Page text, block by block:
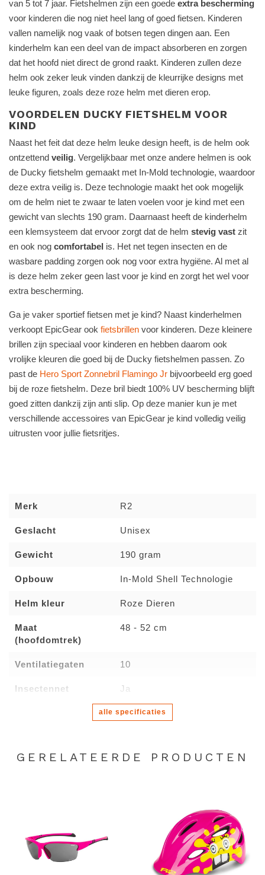
van 5 tot 7 jaar. Fietshelmen zijn een goede extra bescherming
voor kinderen die nog niet heel lang of goed fietsen. Kinderen
vallen namelijk nog vaak of botsen tegen dingen aan. Een
kinderhelm kan een deel van de impact absorberen en zorgen
dat het hoofd niet direct de grond raakt. Kinderen zullen deze
helm ook zeker leuk vinden dankzij de kleurrijke designs met
leuke figuren, zoals deze roze helm met dieren erop.
VOORDELEN DUCKY FIETSHELM VOOR
KIND
Naast het feit dat deze helm leuke design heeft, is de helm ook
ontzettend veilig. Vergelijkbaar met onze andere helmen is ook
de Ducky fietshelm gemaakt met In-Mold technologie, waardoor
deze extra veilig is. Deze technologie maakt het ook mogelijk
om de helm niet te zwaar te laten voelen voor je kind met een
gewicht van slechts 190 gram. Daarnaast heeft de kinderhelm
een klemsysteem dat ervoor zorgt dat de helm stevig vast zit
en ook nog comfortabel is. Het net tegen insecten en de
wasbare padding zorgen ook nog voor extra hygiëne. Al met al
is deze helm zeker geen last voor je kind en zorgt het wel voor
extra bescherming.
Ga je vaker sportief fietsen met je kind? Naast kinderhelmen
verkoopt EpicGear ook fietsbrillen voor kinderen. Deze kleinere
brillen zijn speciaal voor kinderen en hebben daarom ook
vrolijke kleuren die goed bij de Ducky fietshelmen passen. Zo
past de Hero Sport Zonnebril Flamingo Jr bijvoorbeeld erg goed
bij de roze fietshelm. Deze bril biedt 100% UV bescherming blijft
goed zitten dankzij zijn anti slip. Op deze manier kun je met
verschillende accessoires van EpicGear je kind volledig veilig
uitrusten voor jullie fietsritjes.
Merk R2
Geslacht Unisex
Gewicht 190 gram
Opbouw In-Mold Shell Technologie
Helm kleur Roze Dieren
Maat
(hoofdomtrek)
48 - 52 cm
Ventilatiegaten 10
Insectennet Ja
alle specificaties
GERELATEERDE PRODUCTEN